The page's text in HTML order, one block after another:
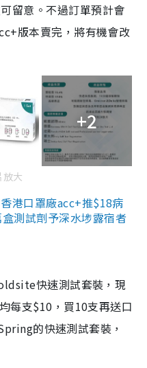
留意。不過訂單預計會
版本賣完，將有機會改
+2
放大
港口罩廠acc+推$18病
測試劑予深水埗露宿者
快速測試套裝，現
每支$10，買10支再送口
的快速測試套裝，